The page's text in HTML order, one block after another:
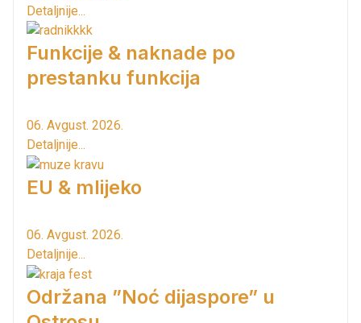
Detaljnije...
Funkcije & naknade po
prestanku funkcija
06. Avgust. 2026.
Detaljnije...
EU & mlijeko
06. Avgust. 2026.
Detaljnije...
Održana ”Noć dijaspore” u